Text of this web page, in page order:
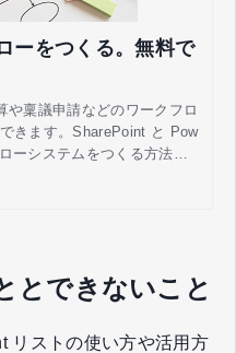
ーをつくる。無料で
稟議申請などのワークフロ
きます。SharePoint と Pow
ーシステムをつくる方法に
とできないこと
リストの使い方や活用方